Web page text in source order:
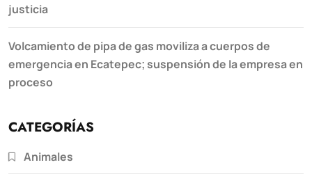
justicia
Volcamiento de pipa de gas moviliza a cuerpos de
emergencia en Ecatepec; suspensión de la empresa en
proceso
CATEGORÍAS
Animales